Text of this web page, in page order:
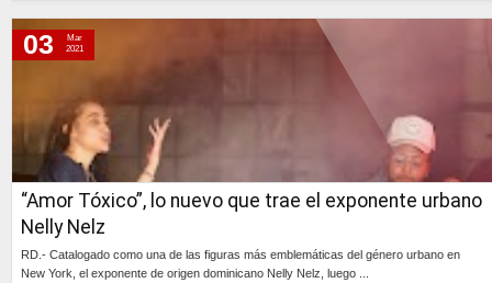
“Amor Tóxico”, lo nuevo que trae el exponente urbano
Nelly Nelz
RD.- Catalogado como una de las figuras más emblemáticas del género urbano en
New York, el exponente de origen dominicano Nelly Nelz, luego ...
03
Mar
2021